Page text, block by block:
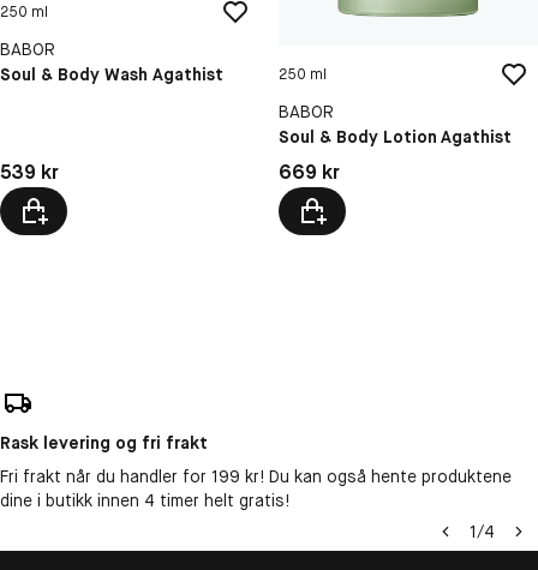
250 ml
BABOR
Soul & Body Wash Agathist
Pris: 539 kr
539 kr
250 ml
BABOR
Soul & Body Lotion Agathist
Pris: 669 kr
669 kr
Rask levering og fri frakt
Fri frakt når du handler for 199 kr! Du kan også hente produktene
dine i butikk innen 4 timer helt gratis!
1/4